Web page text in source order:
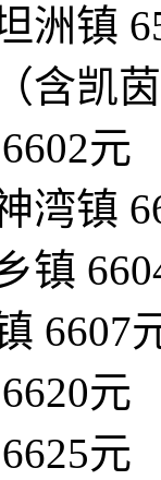
洲镇
含凯
6602元
湾镇
镇
6607
6620元
6625元